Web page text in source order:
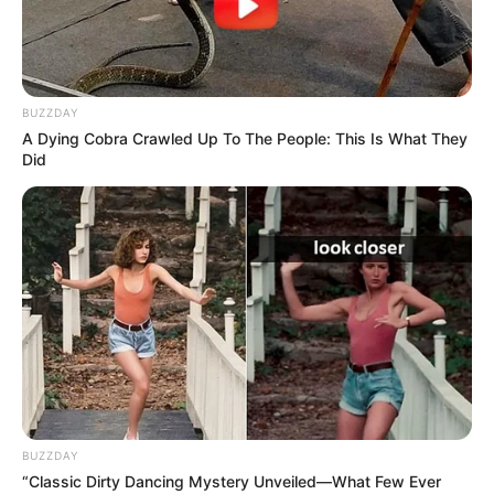
2 weeks ago
પેપર લીક વિરુદ્ધ કાલે નવું બિલ આવી શકે છે, 10
વર્ષની જેલ અને 10 કરોડ સુધીના દંડની જોગવાઈ
કહ્યું, પેપર લીક પર કડક નિર્ણય લેવાશે
2 weeks ago
Categories
Gujarat 3,834
India 2,164
News 1,078
Astrology 521
International
BUZZDAY
A Dying Cobra Crawled Up To The People: This Is What They
Did
BUZZDAY
“Classic Dirty Dancing Mystery Unveiled—What Few Ever